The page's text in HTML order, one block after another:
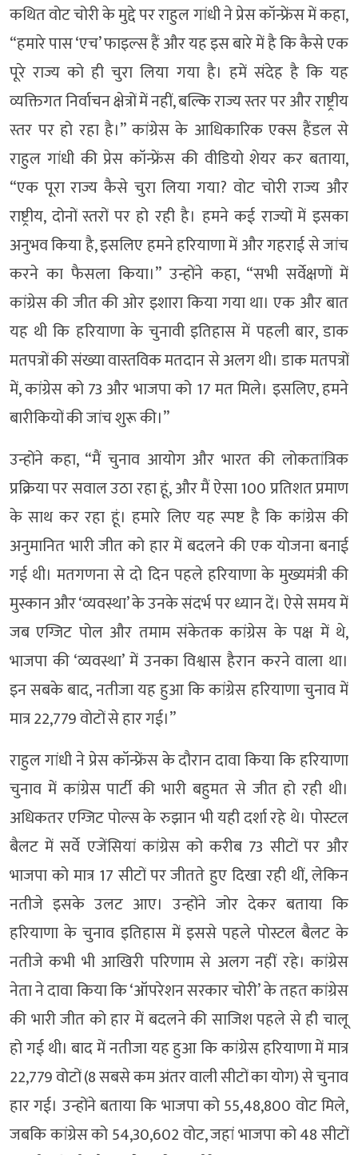
कथित वोट चोरी के मुद्दे पर राहुल गांधी ने प्रेस कॉन्फ्रेंस में कहा,
“हमारे पास ‘एच’ फाइल्स हैं और यह इस बारे में है कि कैसे एक
पूरे राज्य को ही चुरा लिया गया है। हमें संदेह है कि यह
व्यक्तिगत निर्वाचन क्षेत्रों में नहीं, बल्कि राज्य स्तर पर और राष्ट्रीय
स्तर पर हो रहा है।” कांग्रेस के आधिकारिक एक्स हैंडल से
राहुल गांधी की प्रेस कॉन्फ्रेंस की वीडियो शेयर कर बताया,
“एक पूरा राज्य कैसे चुरा लिया गया? वोट चोरी राज्य और
राष्ट्रीय, दोनों स्तरों पर हो रही है। हमने कई राज्यों में इसका
अनुभव किया है, इसलिए हमने हरियाणा में और गहराई से जांच
करने का फैसला किया।” उन्होंने कहा, “सभी सर्वेक्षणों में
कांग्रेस की जीत की ओर इशारा किया गया था। एक और बात
यह थी कि हरियाणा के चुनावी इतिहास में पहली बार, डाक
मतपत्रों की संख्या वास्तविक मतदान से अलग थी। डाक मतपत्रों
में, कांग्रेस को 73 और भाजपा को 17 मत मिले। इसलिए, हमने
बारीकियों की जांच शुरू की।”
उन्होंने कहा, “मैं चुनाव आयोग और भारत की लोकतांत्रिक
प्रक्रिया पर सवाल उठा रहा हूं, और मैं ऐसा 100 प्रतिशत प्रमाण
के साथ कर रहा हूं। हमारे लिए यह स्पष्ट है कि कांग्रेस की
अनुमानित भारी जीत को हार में बदलने की एक योजना बनाई
गई थी। मतगणना से दो दिन पहले हरियाणा के मुख्यमंत्री की
मुस्कान और ‘व्यवस्था’ के उनके संदर्भ पर ध्यान दें। ऐसे समय में
जब एग्जिट पोल और तमाम संकेतक कांग्रेस के पक्ष में थे,
भाजपा की ‘व्यवस्था’ में उनका विश्वास हैरान करने वाला था।
इन सबके बाद, नतीजा यह हुआ कि कांग्रेस हरियाणा चुनाव में
मात्र 22,779 वोटों से हार गई।”
राहुल गांधी ने प्रेस कॉन्फ्रेंस के दौरान दावा किया कि हरियाणा
चुनाव में कांग्रेस पार्टी की भारी बहुमत से जीत हो रही थी।
अधिकतर एग्जिट पोल्स के रुझान भी यही दर्शा रहे थे। पोस्टल
बैलट में सर्वे एजेंसियां कांग्रेस को करीब 73 सीटों पर और
भाजपा को मात्र 17 सीटों पर जीतते हुए दिखा रही थीं, लेकिन
नतीजे इसके उलट आए। उन्होंने जोर देकर बताया कि
हरियाणा के चुनाव इतिहास में इससे पहले पोस्टल बैलट के
नतीजे कभी भी आखिरी परिणाम से अलग नहीं रहे। कांग्रेस
नेता ने दावा किया कि ‘ऑपरेशन सरकार चोरी’ के तहत कांग्रेस
की भारी जीत को हार में बदलने की साजिश पहले से ही चालू
हो गई थी। बाद में नतीजा यह हुआ कि कांग्रेस हरियाणा में मात्र
22,779 वोटों (8 सबसे कम अंतर वाली सीटों का योग) से चुनाव
हार गई। उन्होंने बताया कि भाजपा को 55,48,800 वोट मिले,
जबकि कांग्रेस को 54,30,602 वोट, जहां भाजपा को 48 सीटों